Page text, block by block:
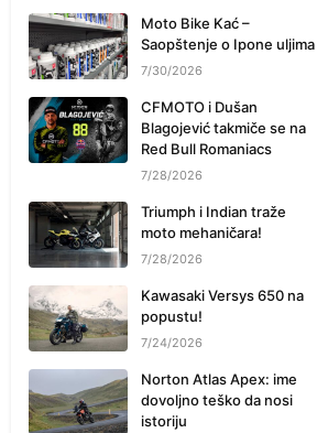
Moto Bike Kać –
Saopštenje o Ipone uljima
7/30/2026
CFMOTO i Dušan
Blagojević takmiče se na
Red Bull Romaniacs
7/28/2026
Triumph i Indian traže
moto mehaničara!
7/28/2026
Kawasaki Versys 650 na
popustu!
7/24/2026
Norton Atlas Apex: ime
dovoljno teško da nosi
istoriju